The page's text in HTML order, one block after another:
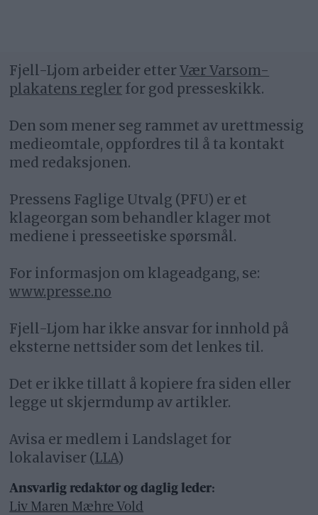
Fjell-Ljom arbeider etterVær Varsom-
plakatens regler for god presseskikk.
Den som mener seg rammet av urettmessig
medieomtale, oppfordres til å ta kontakt
med redaksjonen.
Pressens Faglige Utvalg (PFU) er et
klageorgan som behandler klager mot
mediene i presseetiske spørsmål.
For informasjon om klageadgang, se:
www.presse.no
Fjell-Ljom har ikke ansvar for innhold på
eksterne nettsider som det lenkes til.
Det er ikke tillatt å kopiere fra siden eller
legge ut skjermdump av artikler.
Avisa er medlem i Landslaget for
lokalaviser (LLA)
Ansvarlig redaktør og daglig leder:
Liv Maren Mæhre Vold